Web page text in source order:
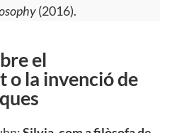
(2016).
el
o la invenció de